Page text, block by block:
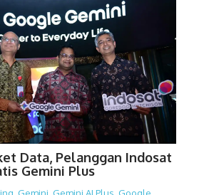
Data, Pelanggan Indosat
Gemini Plus
Gemini Gemini AI Plus Google